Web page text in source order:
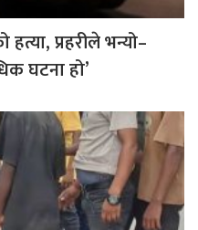
प्रहरीले भन्यो–
घटना हो’